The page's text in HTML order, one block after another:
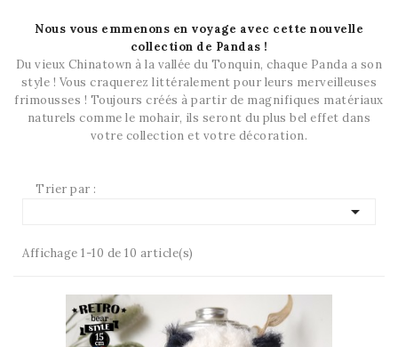
Nous vous emmenons en voyage avec cette nouvelle
collection de Pandas !
Du vieux Chinatown à la vallée du Tonquin, chaque Panda a son
style ! Vous craquerez littéralement pour leurs merveilleuses
frimousses ! Toujours créés à partir de magnifiques matériaux
naturels comme le mohair, ils seront du plus bel effet dans
votre collection et votre décoration.
Trier par :

Affichage 1-10 de 10 article(s)